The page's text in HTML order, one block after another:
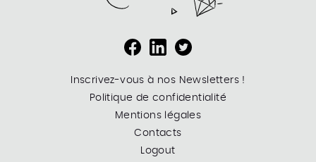
Inscrivez-vous à nos Newsletters !
Politique de confidentialité
Mentions légales
Contacts
Logout